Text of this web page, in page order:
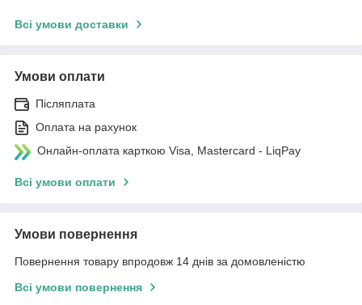
Всі умови доставки
Умови оплати
Післяплата
Оплата на рахунок
Онлайн-оплата карткою Visa, Mastercard - LiqPay
Всі умови оплати
Умови повернення
Повернення товару впродовж 14 днів за домовленістю
Всі умови повернення